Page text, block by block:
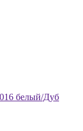
белый/Дуб